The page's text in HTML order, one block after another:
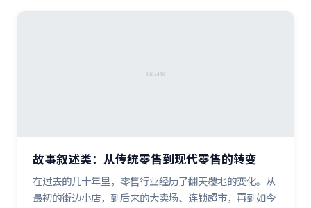
故事叙述类：从传统零售到现代零售的转变
在过去的几十年里，零售行业经历了翻天覆地的变化。从
最初的街边小店，到后来的大卖场、连锁超市，再到如今